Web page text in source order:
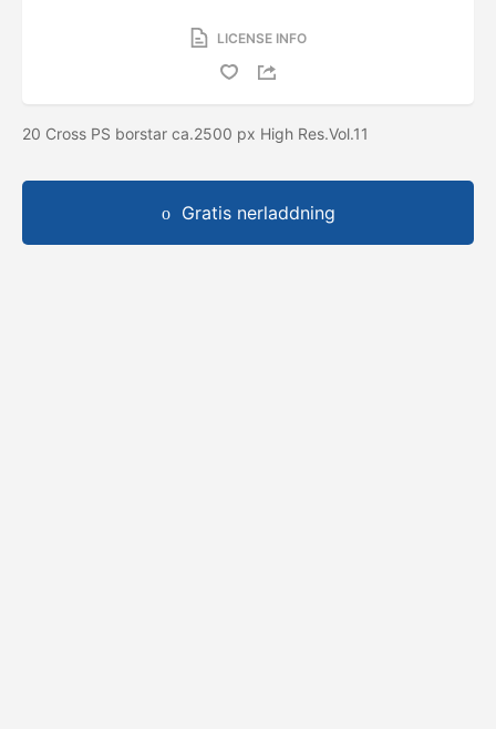
LICENSE INFO
20 Cross PS borstar ca.2500 px High Res.Vol.11
Gratis nerladdning